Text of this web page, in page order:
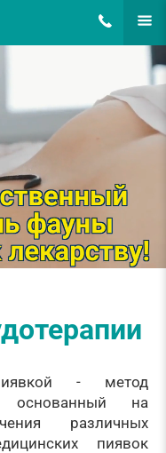
8(495)648-
ЕЩЁ
- метод
основанный на
различных
пиявок